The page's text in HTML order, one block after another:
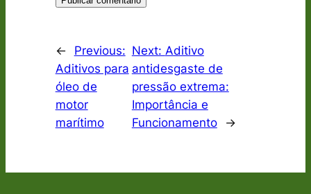
←
Previous:
Aditivos para
óleo de
motor
marítimo
Next: Aditivo
antidesgaste de
pressão extrema:
Importância e
Funcionamento
→